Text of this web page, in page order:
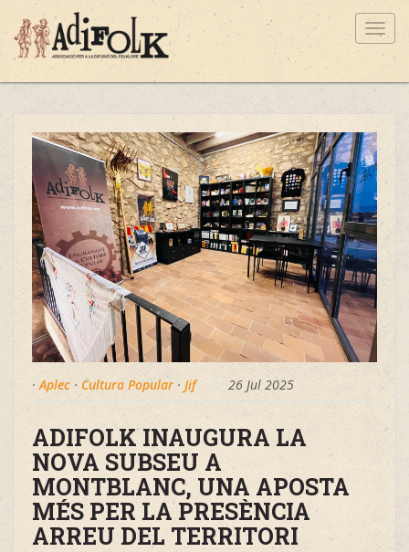
·Aplec · Cultura Popular · Jif 26 Jul 2025
ADIFOLK INAUGURA LA
NOVA SUBSEU A
MONTBLANC, UNA APOSTA
MÉS PER LA PRESÈNCIA
ARREU DEL TERRITORI